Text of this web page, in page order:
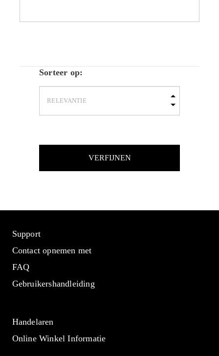
Sorteer op:
VERFIJNEN
Support
Contact opnemen met
FAQ
Gebruikershandleiding
Handelaren
Online Winkel Informatie